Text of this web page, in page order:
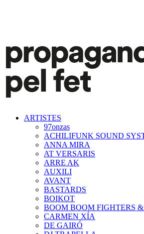
ARTISTES
97onzas
ACHILIFUNK SOUND
ANNA MIRA
AT VERSARIS
ARRE AK
AUXILI
AVANT
BASTARDS
BOIKOT
BOOM BOOM FIGHTERS
CARMEN XÍA
DE GAIRÓ